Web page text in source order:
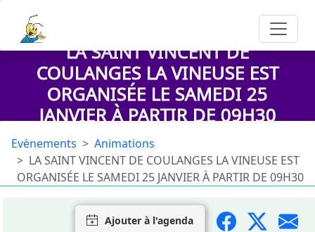
LA SAINT VINCENT DE
COULANGES LA VINEUSE EST
ORGANISÉE LE SAMEDI 25
JANVIER À PARTIR DE 09H30
Evènements
Animations
LA SAINT VINCENT DE COULANGES LA VINEUSE EST
ORGANISÉE LE SAMEDI 25 JANVIER À PARTIR DE 09H30
Ajouter à l'agenda